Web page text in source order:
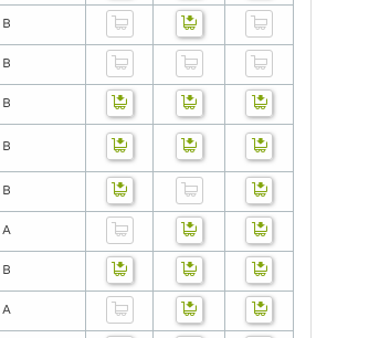
B
B
B
B
B
A
B
A